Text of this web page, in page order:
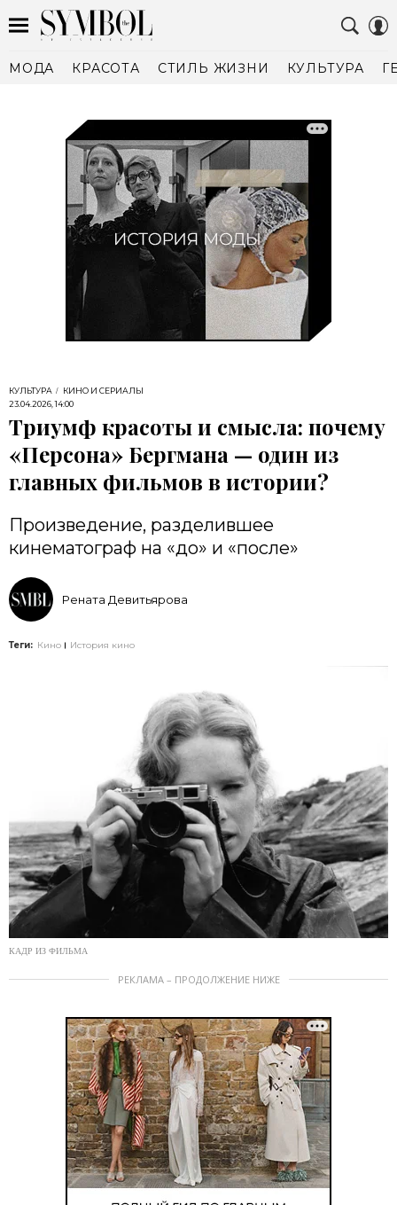
МОДА КРАСОТА СТИЛЬ ЖИЗНИ КУЛЬТУРА
КУЛЬТУРА
КИНО И СЕРИАЛЫ
23.04.2026, 14:00
Триумф красоты и смысла: почему
«Персона» Бергмана — один из
главных фильмов в истории?
Произведение, разделившее
кинематограф на «до» и «после»
Рената Девитьярова
Теги: Кино История кино
КАДР ИЗ ФИЛЬМА
РЕКЛАМА – ПРОДОЛЖЕНИЕ НИЖЕ